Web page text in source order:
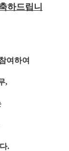
하드립니
여하여
,
.